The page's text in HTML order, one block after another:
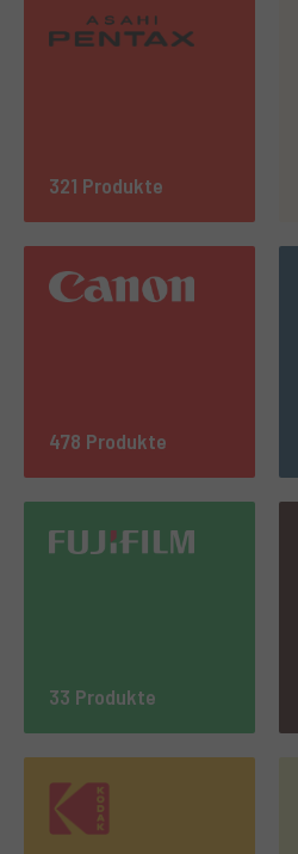
321 Produkte
478 Produkte
33 Produkte